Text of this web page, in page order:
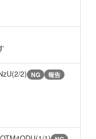
2) NG 報告